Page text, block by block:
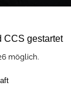
CCS gestartet
möglich.